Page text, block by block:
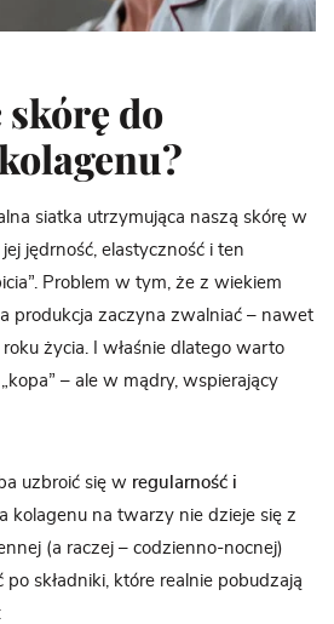
skórę do
siatka utrzymująca naszą skórę w
jędrność, elastyczność i ten
Problem w tym, że z wiekiem
produkcja zaczyna zwalniać – nawet
życia. I właśnie dlatego warto
– ale w mądry, wspierający
uzbroić się w regularność i
kolagenu na twarzy nie dzieje się z
(a raczej – codzienno-nocnej)
składniki, które realnie pobudzają